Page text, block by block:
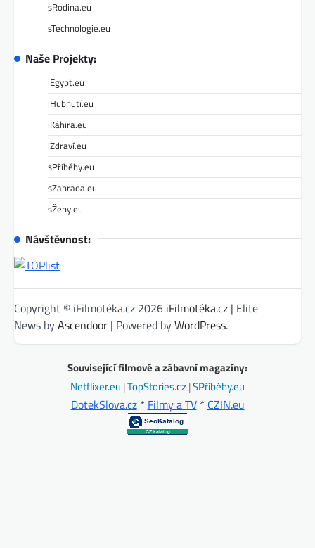
sRodina.eu
sTechnologie.eu
Naše Projekty:
iEgypt.eu
iHubnutí.eu
iKáhira.eu
iZdraví.eu
sPříběhy.eu
sZahrada.eu
sŽeny.eu
Návštěvnost:
Copyright © iFilmotéka.cz 2026 iFilmotéka.cz | Elite
News byAscendoor | Powered byWordPress.
Související filmové a zábavní magazíny:
Netflixer.eu |TopStories.cz|SPříběhy.eu
DotekSlova.cz* Filmy a TV* CZIN.eu